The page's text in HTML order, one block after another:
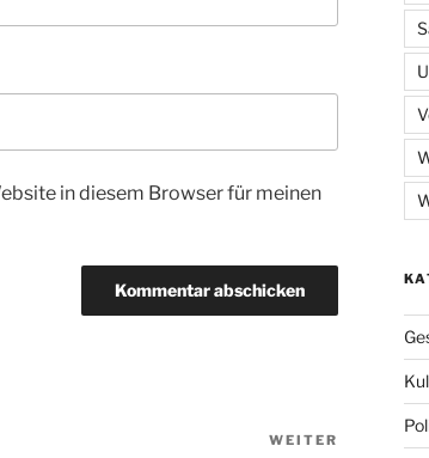
in diesem Browser für meinen
Nächster
WEITER